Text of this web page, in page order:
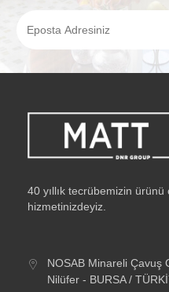
40 yıllık tecrübemizin
hizmetinizdeyiz.
NOSAB Minareli Çavuş
Nilüfer - BURSA /